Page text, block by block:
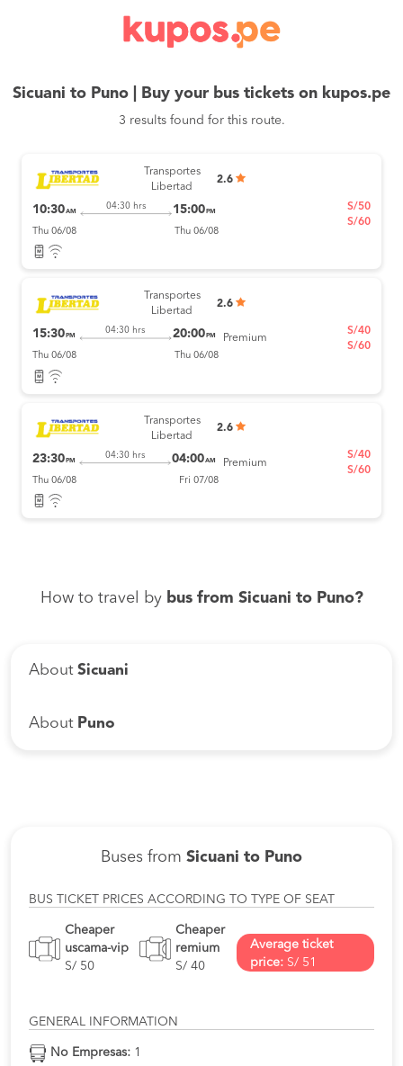
Sicuani to Puno | Buy your bus tickets on kupos.pe
3 results found for this route.
Transportes
Libertad
2.6
10:30AM
04:30 hrs 15:00 PM
Thu 06/08 Thu 06/08
S/50
S/60
Transportes
Libertad
2.6
15:30 PM
04:30 hrs 20:00 PM
Thu 06/08 Thu 06/08
Premium
S/40
S/60
Transportes
Libertad
2.6
23:30 PM
04:30 hrs 04:00AM
Thu 06/08 Fri 07/08
Premium
S/40
S/60
How to travel by bus from Sicuani to Puno?
About Sicuani
About Puno
Buses from Sicuani to Puno
BUS TICKET PRICES ACCORDING TO TYPE OF SEAT
Cheaper
uscama-vip
S/ 50
Cheaper
remium
S/ 40
Average ticket
price:S/ 51
GENERAL INFORMATION
No Empresas: 1